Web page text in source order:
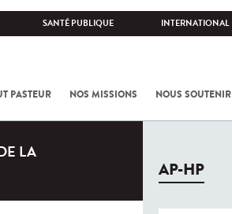
SANTÉ PUBLIQUE INTERNATIONAL
PASTEUR NOS MISSIONS NOUS SOUTENIR
LA
AP-HP